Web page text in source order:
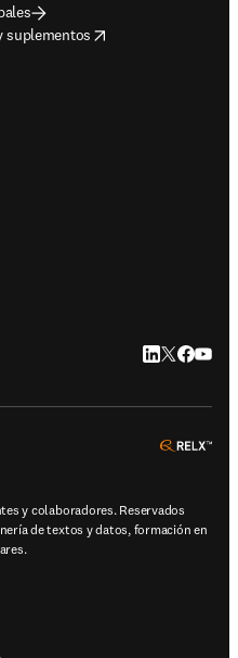
suplementos
LinkedIn se
Twitter se
y colaboradores. Reservados
de textos y datos, formación en